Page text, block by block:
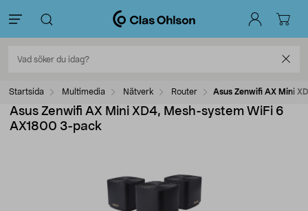
Startsida Multimedia Nätverk Router Asus Zenwifi AX Mini
Asus Zenwifi AX Mini XD4, Mesh-system WiFi 6
AX1800 3-pack